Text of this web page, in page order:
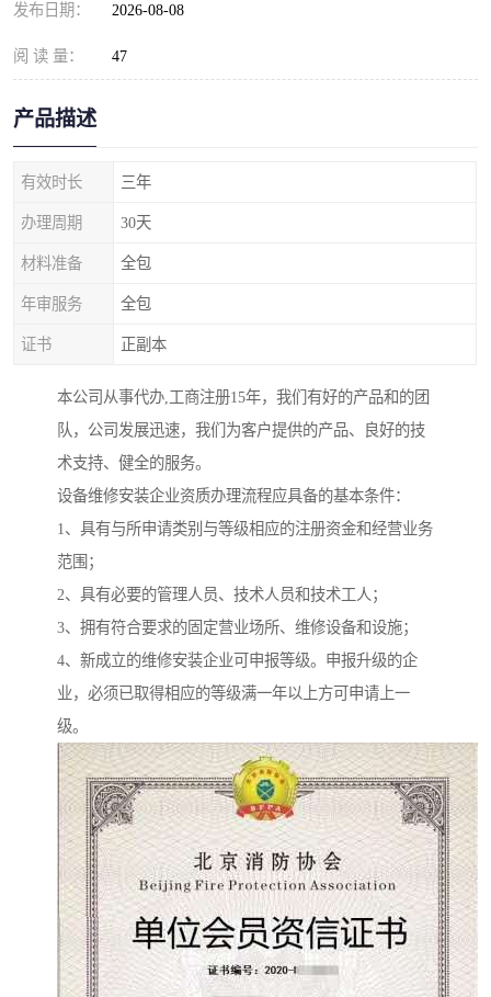
发布日期： 2026-08-08
阅 读 量： 47
产品描述
有效时长 三年
办理周期 30天
材料准备 全包
年审服务 全包
证书 正副本
本公司从事代办,工商注册15年，我们有好的产品和的团
队，公司发展迅速，我们为客户提供的产品、良好的技
术支持、健全的服务。
设备维修安装企业资质办理流程应具备的基本条件：
1、具有与所申请类别与等级相应的注册资金和经营业务
范围；
2、具有必要的管理人员、技术人员和技术工人；
3、拥有符合要求的固定营业场所、维修设备和设施；
4、新成立的维修安装企业可申报等级。申报升级的企
业，必须已取得相应的等级满一年以上方可申请上一
级。